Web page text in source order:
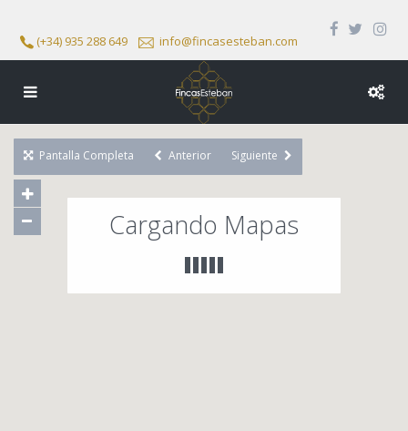
(+34) 935 288 649 info@fincasesteban.com
Cargando Mapas
Pantalla Completa Anterior Siguiente